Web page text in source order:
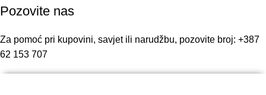
Pozovite nas
Za pomoć pri kupovini, savjet ili narudžbu, pozovite broj: +387
62 153 707